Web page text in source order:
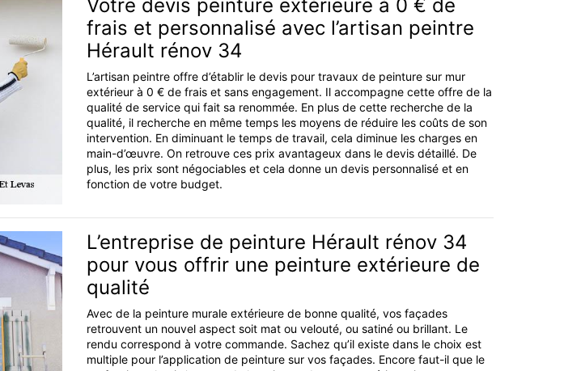
Votre devis peinture extérieure à 0 € de
frais et personnalisé avec l’artisan peintre
Hérault rénov 34
L’artisan peintre offre d’établir le devis pour travaux de peinture sur mur
extérieur à 0 € de frais et sans engagement. Il accompagne cette offre de la
qualité de service qui fait sa renommée. En plus de cette recherche de la
qualité, il recherche en même temps les moyens de réduire les coûts de son
intervention. En diminuant le temps de travail, cela diminue les charges en
main-d’œuvre. On retrouve ces prix avantageux dans le devis détaillé. De
plus, les prix sont négociables et cela donne un devis personnalisé et en
fonction de votre budget.
L’entreprise de peinture Hérault rénov 34
pour vous offrir une peinture extérieure de
qualité
Avec de la peinture murale extérieure de bonne qualité, vos façades
retrouvent un nouvel aspect soit mat ou velouté, ou satiné ou brillant. Le
rendu correspond à votre commande. Sachez qu’il existe dans le choix est
multiple pour l’application de peinture sur vos façades. Encore faut-il que le